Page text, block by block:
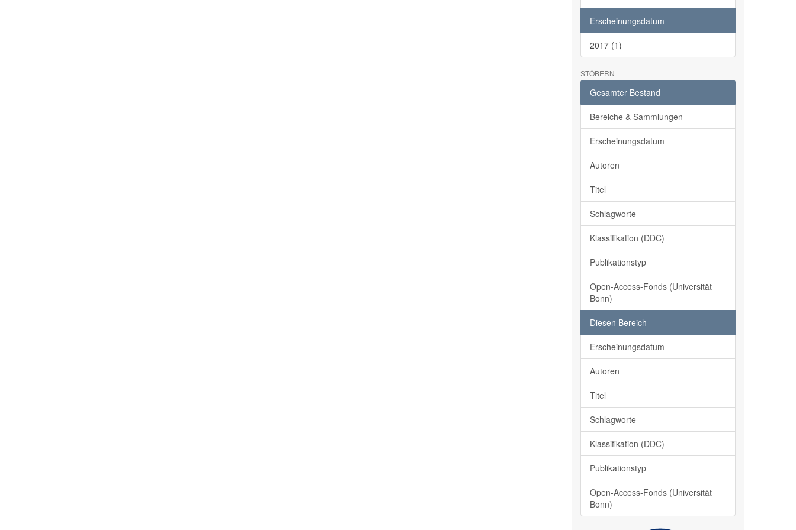
Erscheinungsdatum
2017 (1)
STÖBERN
Gesamter Bestand
Bereiche & Sammlungen
Erscheinungsdatum
Autoren
Titel
Schlagworte
Klassifikation (DDC)
Publikationstyp
Open-Access-Fonds (Universität
Bonn)
Diesen Bereich
Erscheinungsdatum
Autoren
Titel
Schlagworte
Klassifikation (DDC)
Publikationstyp
Open-Access-Fonds (Universität
Bonn)